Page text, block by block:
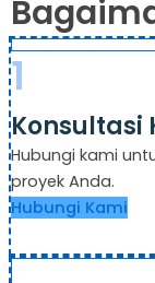
1
Konsultasi
Hubungi kami
proyek Anda.
Hubungi Kami